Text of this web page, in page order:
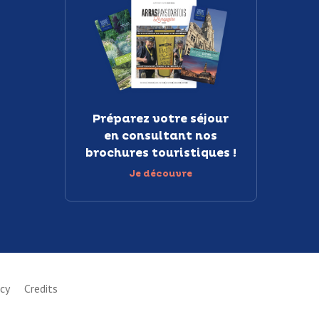
Préparez votre séjour
en consultant nos
brochures touristiques !
Je découvre
Credits